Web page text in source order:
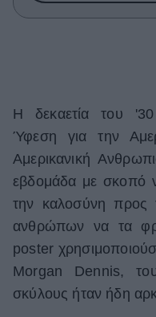
Cooking
Green
Αφιερώματα
ΒΟΞ
Η δεκαετία του
Ύφεση για την
Αμερικανική
εβδομάδα με σκοπό
την καλοσύνη προς
ανθρώπων να τα
poster
Morgan Dennis,
σκύλους ήταν ήδη